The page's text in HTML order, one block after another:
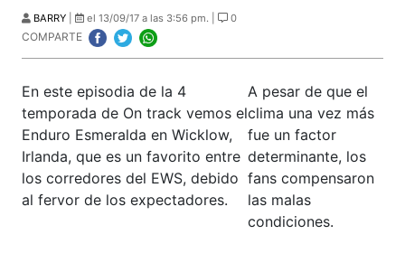
BARRY el 13/09/17 a las 3:56 pm. | 0
COMPARTE
En este episodia de la 4
temporada de On track vemos el
Enduro Esmeralda en Wicklow,
Irlanda, que es un favorito entre
los corredores del EWS, debido
al fervor de los expectadores.
A pesar de que el
clima una vez más
fue un factor
determinante, los
fans compensaron
las malas
condiciones.